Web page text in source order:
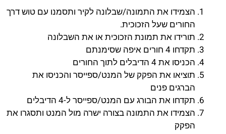
הצמידו את התמונה/שבלונה לקיר ותסמנו עם טוש דרך
החורים שעל הזכוכית.
תורידו את תמונת הזכוכית או את השבלונה
תקדחו 4 חורים איפה שסימנתם
הכניסו את 4 הדיבלים לתוך החורים
תוציאו את הפקק של המנט/ספייסר והכניסו את
הברגים פנים
תקדחו את הבורג עם המנט/ספייסר ל-4 הדיבלים
הצמידו את התמונה בצורה ישרה מול המנט ותסגרו את
הפקק